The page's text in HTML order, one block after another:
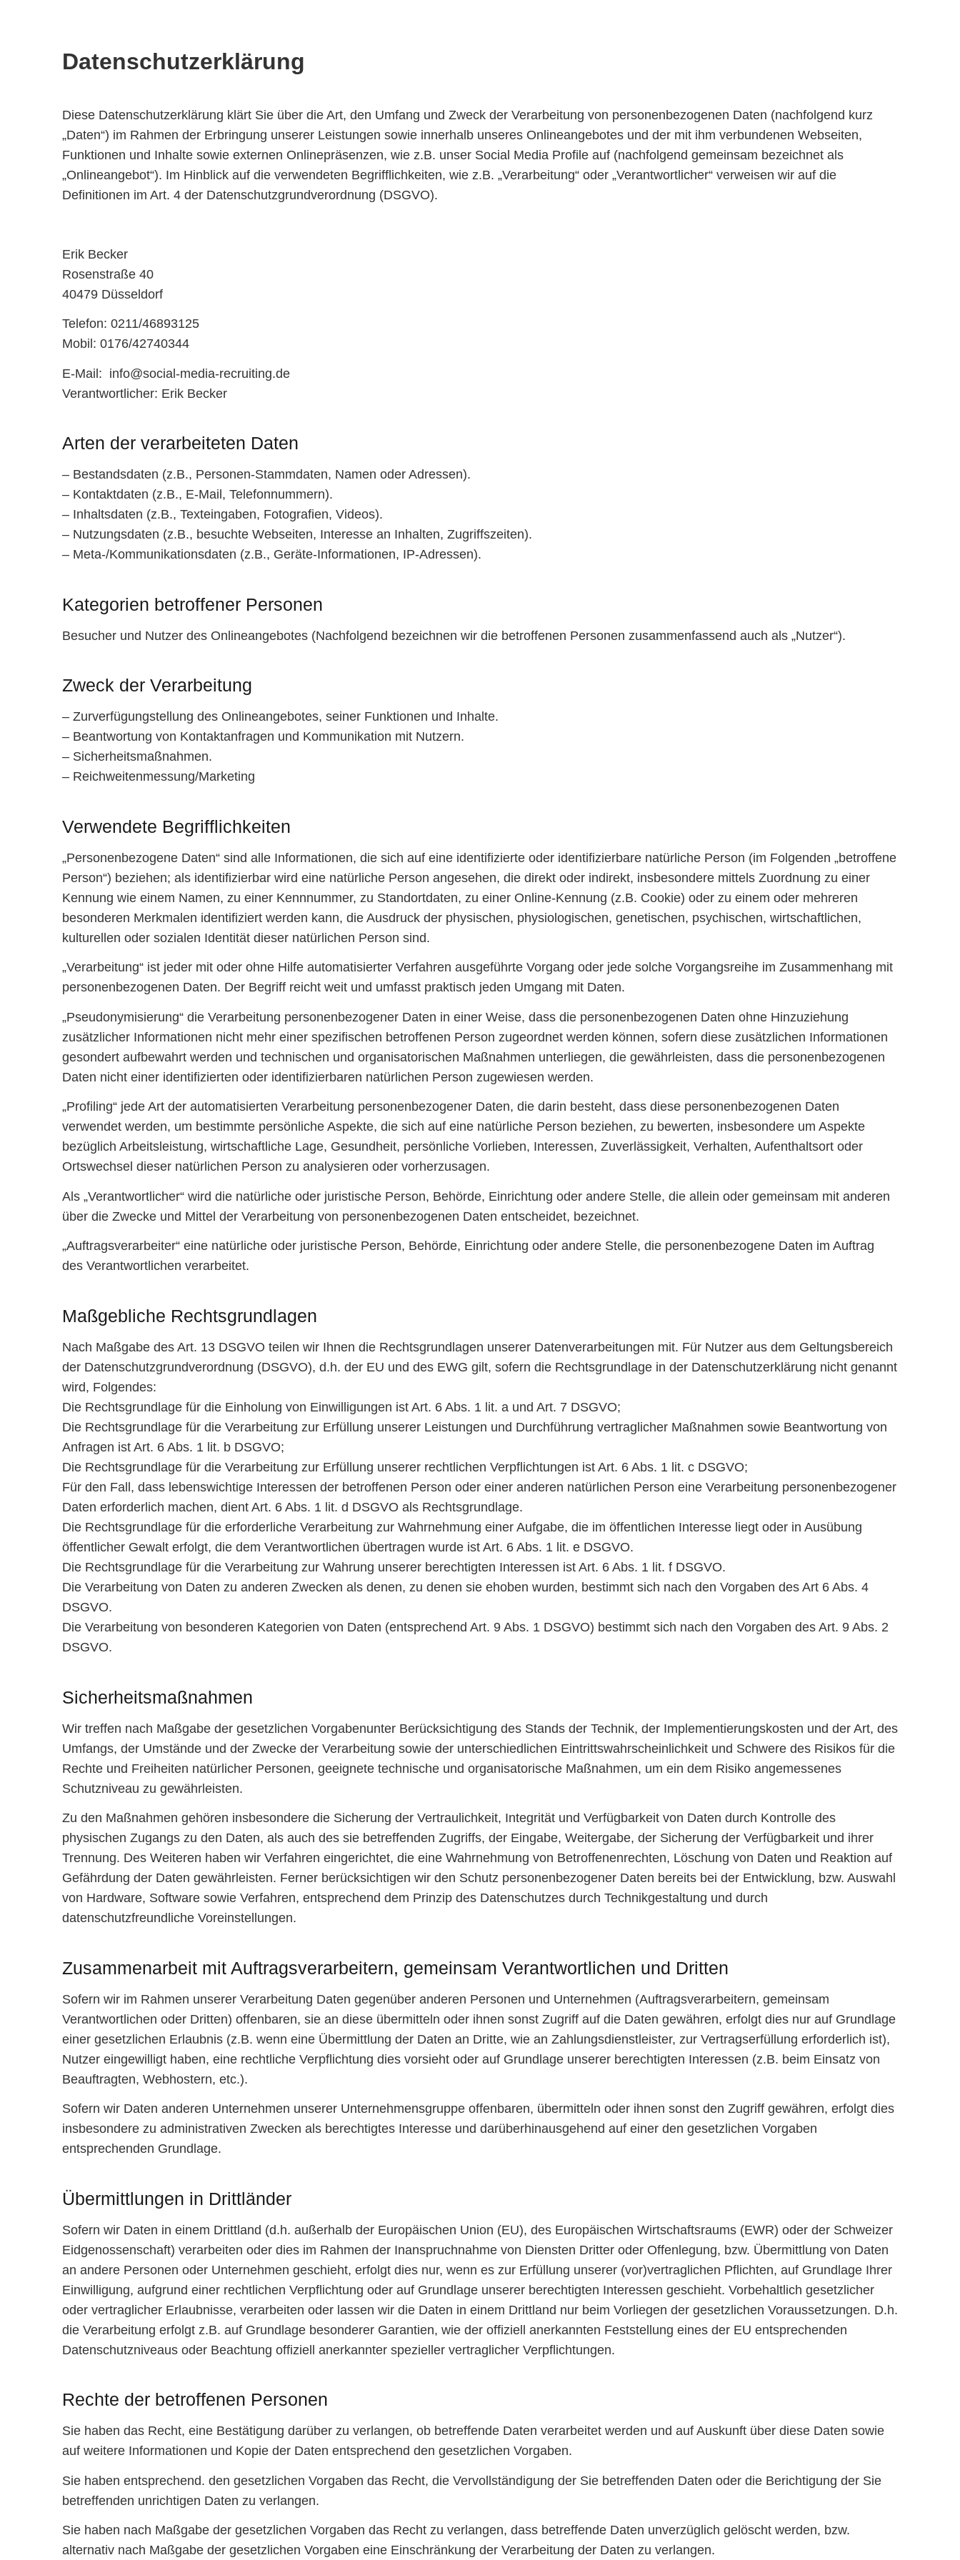
Datenschutzerklärung
Diese Datenschutzerklärung klärt Sie über die Art, den Umfang und Zweck der Verarbeitung von personenbezogenen Daten (nachfolgend kurz
„Daten“) im Rahmen der Erbringung unserer Leistungen sowie innerhalb unseres Onlineangebotes und der mit ihm verbundenen Webseiten,
Funktionen und Inhalte sowie externen Onlinepräsenzen, wie z.B. unser Social Media Profile auf (nachfolgend gemeinsam bezeichnet als
„Onlineangebot“). Im Hinblick auf die verwendeten Begrifflichkeiten, wie z.B. „Verarbeitung“ oder „Verantwortlicher“ verweisen wir auf die
Definitionen im Art. 4 der Datenschutzgrundverordnung (DSGVO).
Erik Becker
Rosenstraße 40
40479 Düsseldorf
Telefon: 0211/46893125
Mobil: 0176/42740344
E-Mail: info@social-media-recruiting.de
Verantwortlicher: Erik Becker
Arten der verarbeiteten Daten
– Bestandsdaten (z.B., Personen-Stammdaten, Namen oder Adressen).
– Kontaktdaten (z.B., E-Mail, Telefonnummern).
– Inhaltsdaten (z.B., Texteingaben, Fotografien, Videos).
– Nutzungsdaten (z.B., besuchte Webseiten, Interesse an Inhalten, Zugriffszeiten).
– Meta-/Kommunikationsdaten (z.B., Geräte-Informationen, IP-Adressen).
Kategorien betroffener Personen
Besucher und Nutzer des Onlineangebotes (Nachfolgend bezeichnen wir die betroffenen Personen zusammenfassend auch als „Nutzer“).
Zweck der Verarbeitung
– Zurverfügungstellung des Onlineangebotes, seiner Funktionen und Inhalte.
– Beantwortung von Kontaktanfragen und Kommunikation mit Nutzern.
– Sicherheitsmaßnahmen.
– Reichweitenmessung/Marketing
Verwendete Begrifflichkeiten
„Personenbezogene Daten“ sind alle Informationen, die sich auf eine identifizierte oder identifizierbare natürliche Person (im Folgenden „betroffene
Person“) beziehen; als identifizierbar wird eine natürliche Person angesehen, die direkt oder indirekt, insbesondere mittels Zuordnung zu einer
Kennung wie einem Namen, zu einer Kennnummer, zu Standortdaten, zu einer Online-Kennung (z.B. Cookie) oder zu einem oder mehreren
besonderen Merkmalen identifiziert werden kann, die Ausdruck der physischen, physiologischen, genetischen, psychischen, wirtschaftlichen,
kulturellen oder sozialen Identität dieser natürlichen Person sind.
„Verarbeitung“ ist jeder mit oder ohne Hilfe automatisierter Verfahren ausgeführte Vorgang oder jede solche Vorgangsreihe im Zusammenhang mit
personenbezogenen Daten. Der Begriff reicht weit und umfasst praktisch jeden Umgang mit Daten.
„Pseudonymisierung“ die Verarbeitung personenbezogener Daten in einer Weise, dass die personenbezogenen Daten ohne Hinzuziehung
zusätzlicher Informationen nicht mehr einer spezifischen betroffenen Person zugeordnet werden können, sofern diese zusätzlichen Informationen
gesondert aufbewahrt werden und technischen und organisatorischen Maßnahmen unterliegen, die gewährleisten, dass die personenbezogenen
Daten nicht einer identifizierten oder identifizierbaren natürlichen Person zugewiesen werden.
„Profiling“ jede Art der automatisierten Verarbeitung personenbezogener Daten, die darin besteht, dass diese personenbezogenen Daten
verwendet werden, um bestimmte persönliche Aspekte, die sich auf eine natürliche Person beziehen, zu bewerten, insbesondere um Aspekte
bezüglich Arbeitsleistung, wirtschaftliche Lage, Gesundheit, persönliche Vorlieben, Interessen, Zuverlässigkeit, Verhalten, Aufenthaltsort oder
Ortswechsel dieser natürlichen Person zu analysieren oder vorherzusagen.
Als „Verantwortlicher“ wird die natürliche oder juristische Person, Behörde, Einrichtung oder andere Stelle, die allein oder gemeinsam mit anderen
über die Zwecke und Mittel der Verarbeitung von personenbezogenen Daten entscheidet, bezeichnet.
„Auftragsverarbeiter“ eine natürliche oder juristische Person, Behörde, Einrichtung oder andere Stelle, die personenbezogene Daten im Auftrag
des Verantwortlichen verarbeitet.
Maßgebliche Rechtsgrundlagen
Nach Maßgabe des Art. 13 DSGVO teilen wir Ihnen die Rechtsgrundlagen unserer Datenverarbeitungen mit. Für Nutzer aus dem Geltungsbereich
der Datenschutzgrundverordnung (DSGVO), d.h. der EU und des EWG gilt, sofern die Rechtsgrundlage in der Datenschutzerklärung nicht genannt
wird, Folgendes:
Die Rechtsgrundlage für die Einholung von Einwilligungen ist Art. 6 Abs. 1 lit. a und Art. 7 DSGVO;
Die Rechtsgrundlage für die Verarbeitung zur Erfüllung unserer Leistungen und Durchführung vertraglicher Maßnahmen sowie Beantwortung von
Anfragen ist Art. 6 Abs. 1 lit. b DSGVO;
Die Rechtsgrundlage für die Verarbeitung zur Erfüllung unserer rechtlichen Verpflichtungen ist Art. 6 Abs. 1 lit. c DSGVO;
Für den Fall, dass lebenswichtige Interessen der betroffenen Person oder einer anderen natürlichen Person eine Verarbeitung personenbezogener
Daten erforderlich machen, dient Art. 6 Abs. 1 lit. d DSGVO als Rechtsgrundlage.
Die Rechtsgrundlage für die erforderliche Verarbeitung zur Wahrnehmung einer Aufgabe, die im öffentlichen Interesse liegt oder in Ausübung
öffentlicher Gewalt erfolgt, die dem Verantwortlichen übertragen wurde ist Art. 6 Abs. 1 lit. e DSGVO.
Die Rechtsgrundlage für die Verarbeitung zur Wahrung unserer berechtigten Interessen ist Art. 6 Abs. 1 lit. f DSGVO.
Die Verarbeitung von Daten zu anderen Zwecken als denen, zu denen sie ehoben wurden, bestimmt sich nach den Vorgaben des Art 6 Abs. 4
DSGVO.
Die Verarbeitung von besonderen Kategorien von Daten (entsprechend Art. 9 Abs. 1 DSGVO) bestimmt sich nach den Vorgaben des Art. 9 Abs. 2
DSGVO.
Sicherheitsmaßnahmen
Wir treffen nach Maßgabe der gesetzlichen Vorgabenunter Berücksichtigung des Stands der Technik, der Implementierungskosten und der Art, des
Umfangs, der Umstände und der Zwecke der Verarbeitung sowie der unterschiedlichen Eintrittswahrscheinlichkeit und Schwere des Risikos für die
Rechte und Freiheiten natürlicher Personen, geeignete technische und organisatorische Maßnahmen, um ein dem Risiko angemessenes
Schutzniveau zu gewährleisten.
Zu den Maßnahmen gehören insbesondere die Sicherung der Vertraulichkeit, Integrität und Verfügbarkeit von Daten durch Kontrolle des
physischen Zugangs zu den Daten, als auch des sie betreffenden Zugriffs, der Eingabe, Weitergabe, der Sicherung der Verfügbarkeit und ihrer
Trennung. Des Weiteren haben wir Verfahren eingerichtet, die eine Wahrnehmung von Betroffenenrechten, Löschung von Daten und Reaktion auf
Gefährdung der Daten gewährleisten. Ferner berücksichtigen wir den Schutz personenbezogener Daten bereits bei der Entwicklung, bzw. Auswahl
von Hardware, Software sowie Verfahren, entsprechend dem Prinzip des Datenschutzes durch Technikgestaltung und durch
datenschutzfreundliche Voreinstellungen.
Zusammenarbeit mit Auftragsverarbeitern, gemeinsam Verantwortlichen und Dritten
Sofern wir im Rahmen unserer Verarbeitung Daten gegenüber anderen Personen und Unternehmen (Auftragsverarbeitern, gemeinsam
Verantwortlichen oder Dritten) offenbaren, sie an diese übermitteln oder ihnen sonst Zugriff auf die Daten gewähren, erfolgt dies nur auf Grundlage
einer gesetzlichen Erlaubnis (z.B. wenn eine Übermittlung der Daten an Dritte, wie an Zahlungsdienstleister, zur Vertragserfüllung erforderlich ist),
Nutzer eingewilligt haben, eine rechtliche Verpflichtung dies vorsieht oder auf Grundlage unserer berechtigten Interessen (z.B. beim Einsatz von
Beauftragten, Webhostern, etc.).
Sofern wir Daten anderen Unternehmen unserer Unternehmensgruppe offenbaren, übermitteln oder ihnen sonst den Zugriff gewähren, erfolgt dies
insbesondere zu administrativen Zwecken als berechtigtes Interesse und darüberhinausgehend auf einer den gesetzlichen Vorgaben
entsprechenden Grundlage.
Übermittlungen in Drittländer
Sofern wir Daten in einem Drittland (d.h. außerhalb der Europäischen Union (EU), des Europäischen Wirtschaftsraums (EWR) oder der Schweizer
Eidgenossenschaft) verarbeiten oder dies im Rahmen der Inanspruchnahme von Diensten Dritter oder Offenlegung, bzw. Übermittlung von Daten
an andere Personen oder Unternehmen geschieht, erfolgt dies nur, wenn es zur Erfüllung unserer (vor)vertraglichen Pflichten, auf Grundlage Ihrer
Einwilligung, aufgrund einer rechtlichen Verpflichtung oder auf Grundlage unserer berechtigten Interessen geschieht. Vorbehaltlich gesetzlicher
oder vertraglicher Erlaubnisse, verarbeiten oder lassen wir die Daten in einem Drittland nur beim Vorliegen der gesetzlichen Voraussetzungen. D.h.
die Verarbeitung erfolgt z.B. auf Grundlage besonderer Garantien, wie der offiziell anerkannten Feststellung eines der EU entsprechenden
Datenschutzniveaus oder Beachtung offiziell anerkannter spezieller vertraglicher Verpflichtungen.
Rechte der betroffenen Personen
Sie haben das Recht, eine Bestätigung darüber zu verlangen, ob betreffende Daten verarbeitet werden und auf Auskunft über diese Daten sowie
auf weitere Informationen und Kopie der Daten entsprechend den gesetzlichen Vorgaben.
Sie haben entsprechend. den gesetzlichen Vorgaben das Recht, die Vervollständigung der Sie betreffenden Daten oder die Berichtigung der Sie
betreffenden unrichtigen Daten zu verlangen.
Sie haben nach Maßgabe der gesetzlichen Vorgaben das Recht zu verlangen, dass betreffende Daten unverzüglich gelöscht werden, bzw.
alternativ nach Maßgabe der gesetzlichen Vorgaben eine Einschränkung der Verarbeitung der Daten zu verlangen.